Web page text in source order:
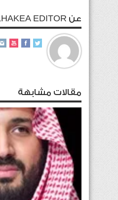
عن ALHAKEA EDITOR
مقالات مشابهة